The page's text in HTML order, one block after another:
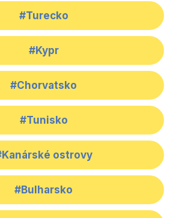
#Turecko
#Kypr
#Chorvatsko
#Tunisko
ostrovy
#Bulharsko